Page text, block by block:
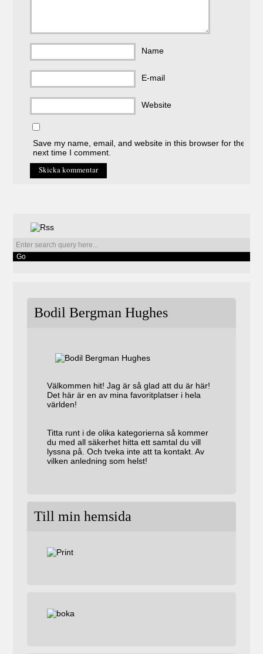
Name
E-mail
Website
Save my name, email, and website in this browser for the
next time I comment.
Bodil Bergman Hughes
Välkommen hit! Jag är så glad att du är här!
Det här är en av mina favoritplatser i hela
världen!
Titta runt i de olika kategorierna så kommer
du med all säkerhet hitta ett samtal du vill
lyssna på. Och tveka inte att ta kontakt. Av
vilken anledning som helst!
Till min hemsida